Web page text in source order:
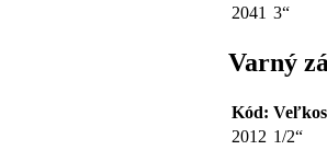
2041 3“
Varný
Kód:
2012 1/2“